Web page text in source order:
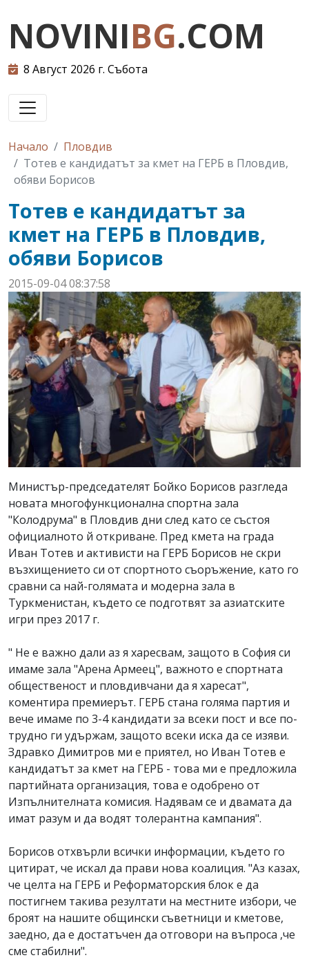
NOVINIBG.COM
8 Август 2026 г. Събота
Начало
Пловдив
Тотев е кандидатът за кмет на ГЕРБ в Пловдив,
обяви Борисов
Тотев е кандидатът за
кмет на ГЕРБ в Пловдив,
обяви Борисов
2015-09-04 08:37:58
Министър-председателят Бойко Борисов разгледа
новата многофункционална спортна зала
"Колодрума" в Пловдив дни след като се състоя
официалното й откриване. Пред кмета на града
Иван Тотев и активисти на ГЕРБ Борисов не скри
възхищението си от спортното съоръжение, като го
сравни са най-голямата и модерна зала в
Туркменистан, където се подготвят за азиатските
игри през 2017 г.
" Не е важно дали аз я харесвам, защото в София си
имаме зала "Арена Армеец", важното е спортната
общественост и пловдивчани да я харесат",
коментира премиерът. ГЕРБ стана голяма партия и
вече имаме по 3-4 кандидати за всеки пост и все по-
трудно ги удържам, защото всеки иска да се изяви.
Здравко Димитров ми е приятел, но Иван Тотев е
кандидатът за кмет на ГЕРБ - това ми е предложила
партийната организация, това е одобрено от
Изпълнителната комисия. Надявам се и двамата да
имат разум и да водят толерантна кампания".
Борисов отхвърли всички информации, където го
цитират, че искал да прави нова коалиция. "Аз казах,
че целта на ГЕРБ и Реформаторския блок е да
постигнем такива резултати на местните избори, че
броят на нашите общински съветници и кметове,
заедно, да е достатъчен да отговори на въпроса ,че
сме стабилни".